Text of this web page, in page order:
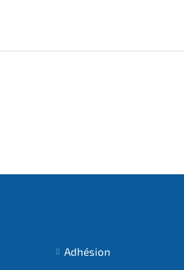
Adhésion